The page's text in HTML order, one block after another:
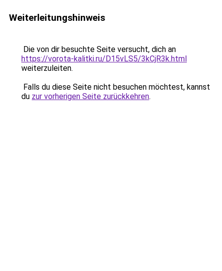
Weiterleitungshinweis
Die von dir besuchte Seite versucht, dich an
https://vorota-kalitki.ru/D15vLS5/3kCjR3k.html
weiterzuleiten.
Falls du diese Seite nicht besuchen möchtest, kannst
du zur vorherigen Seite zurückkehren.